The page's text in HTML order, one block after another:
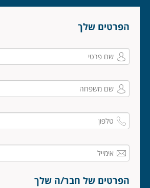
הפרטים שלך
הפרטים של חבר/ה שלך